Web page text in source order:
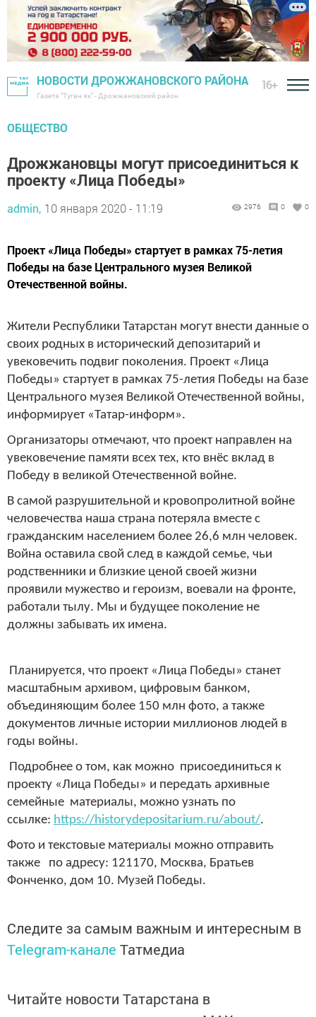
НОВОСТИ ДРОЖЖАНОВСКОГО РАЙОНА
Газета "Туган як" - Дрожжановский район
16+
ОБЩЕСТВО
Дрожжановцы могут присоединиться к
проекту «Лица Победы»
admin, 10 января 2020 - 11:19 2976 0 0
Проект «Лица Победы» стартует в рамках 75-летия
Победы на базе Центрального музея Великой
Отечественной войны.
Жители Республики Татарстан могут внести данные о
своих родных в исторический депозитарий и
увековечить подвиг поколения. Проект «Лица
Победы» стартует в рамках 75-летия Победы на базе
Центрального музея Великой Отечественной войны,
информирует «Татар-информ».
Организаторы отмечают, что проект направлен на
увековечение памяти всех тех, кто внёс вклад в
Победу в великой Отечественной войне.
В самой разрушительной и кровопролитной войне
человечества наша страна потеряла вместе с
гражданским населением более 26,6 млн человек.
Война оставила свой след в каждой семье, чьи
родственники и близкие ценой своей жизни
проявили мужество и героизм, воевали на фронте,
работали тылу. Мы и будущее поколение не
должны забывать их имена.
Планируется, что проект «Лица Победы» станет
масштабным архивом, цифровым банком,
объединяющим более 150 млн фото, а также
документов личные истории миллионов людей в
годы войны.
Подробнее о том, как можно присоединиться к
проекту «Лица Победы» и передать архивные
семейные материалы, можно узнать по
ссылке: https://historydepositarium.ru/about/.
Фото и текстовые материалы можно отправить
также по адресу: 121170, Москва, Братьев
Фонченко, дом 10. Музей Победы.
Следите за самым важным и интересным в
Telegram-канале Татмедиа
Читайте новости Татарстана в